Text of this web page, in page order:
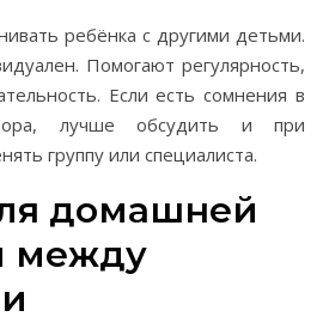
ребёнка с другими детьми.
Помогают регулярность,
Если есть сомнения в
лучше обсудить и при
группу или специалиста.
домашней
между